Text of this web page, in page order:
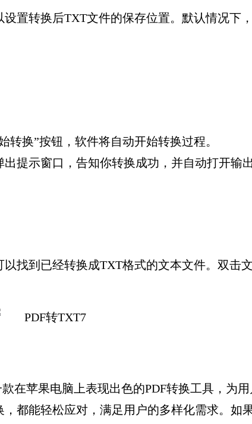
置转换后TXT文件的保存位置。默认情况下
转换”按钮，软件将自动开始转换过程。
提示窗口，告知你转换成功，并自动打开输出
找到已经转换成TXT格式的文本文件。双击
在苹果电脑上表现出色的PDF转换工具，为
都能轻松应对，满足用户的多样化需求。如